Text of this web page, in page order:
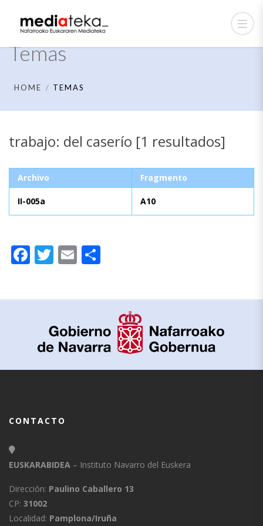
Temas
HOME TEMAS
trabajo: del caserío [1 resultados]
Archivo Fragmento
II-005a A10
Facebook
Twitter
Email
CONTACTO
EUSKARABIDEA – Instituto Navarro del Euskera
Dirección: Paulino Caballero 13
CP: 31002
Localidad: Pamplona/Iruña